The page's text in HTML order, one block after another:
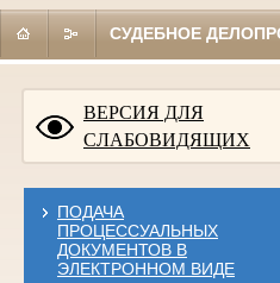
СУДЕБНОЕ
ВЕРСИЯ ДЛЯ
СЛАБОВИДЯЩИХ
ПОДАЧА
ПРОЦЕССУАЛЬНЫХ
ДОКУМЕНТОВ В
ЭЛЕКТРОННОМ ВИДЕ